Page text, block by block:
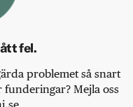
fel.
problemet så snart
Mejla oss